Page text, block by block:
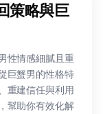
策略與巨
性情感細膩且重
巨蟹男的性格特
重建信任與利用
幫助你有效化解